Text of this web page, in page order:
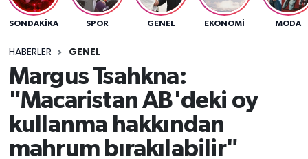
SONDAKIKA SPOR GENEL EKONOMİ MODA
HABERLER GENEL
Margus Tsahkna:
"Macaristan AB'deki oy
kullanma hakkından
mahrum bırakılabilir"
SAĞLIK
EĞİTİM
SİYASET
MAGAZİN
Süper Lig Puan Durumu ve Fikstür
Tüm Manşetler
Son Dakika Haberleri
Haber Arşivi